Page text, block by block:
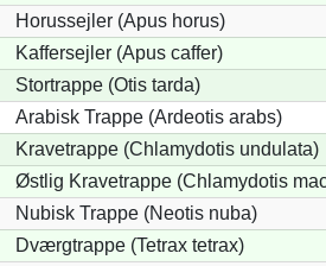
Horussejler (Apus horus)
Kaffersejler (Apus caffer)
Stortrappe (Otis tarda)
Arabisk Trappe (Ardeotis arabs)
Kravetrappe (Chlamydotis undulata)
Østlig Kravetrappe (Chlamydotis
Nubisk Trappe (Neotis nuba)
Dværgtrappe (Tetrax tetrax)